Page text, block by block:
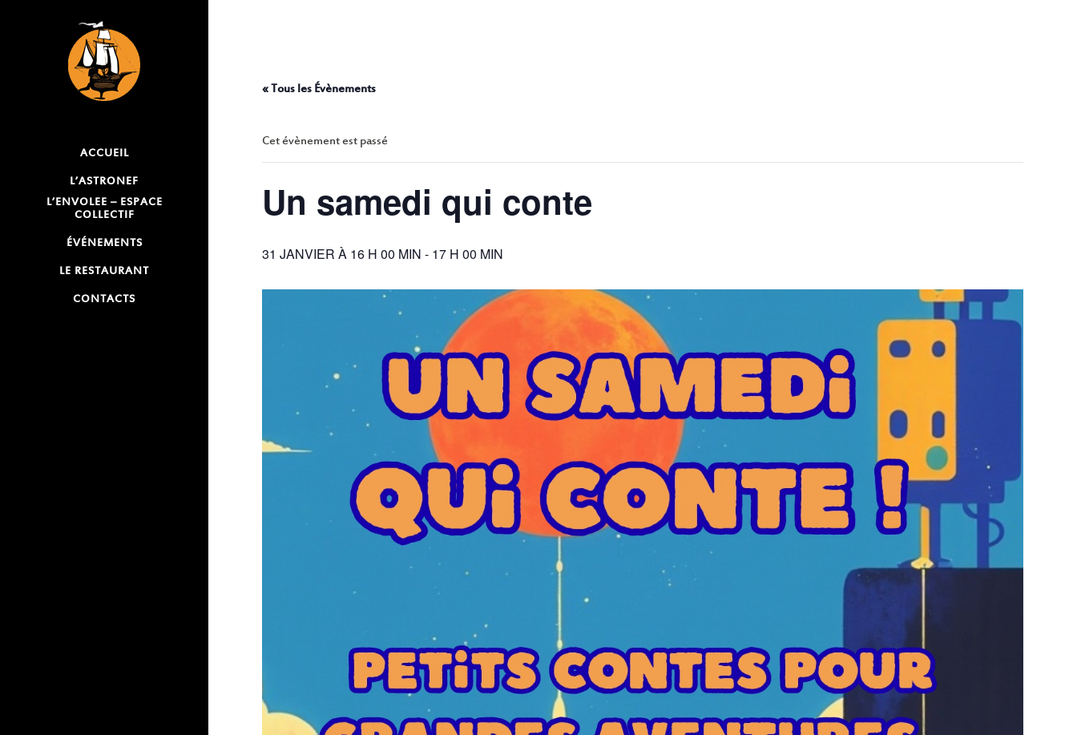
ACCUEIL
L’ASTRONEF
L’ENVOLEE – ESPACE
COLLECTIF
ÉVÉNEMENTS
LE RESTAURANT
CONTACTS
« Tous les Évènements
Cet évènement est passé
Un samedi qui conte
31 JANVIER À 16 H 00 MIN - 17 H 00 MIN